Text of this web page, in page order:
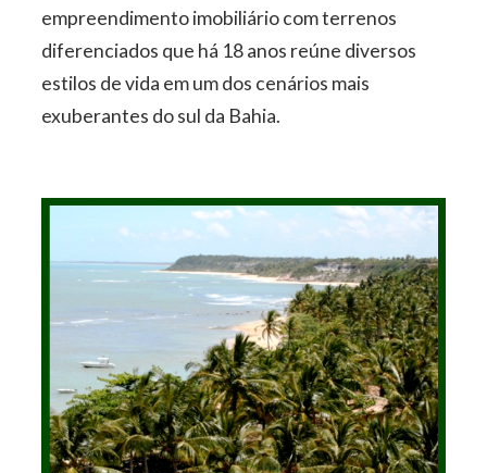
empreendimento imobiliário com terrenos
diferenciados que há 18 anos reúne diversos
estilos de vida em um dos cenários mais
exuberantes do sul da Bahia.